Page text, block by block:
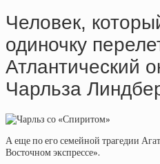
Человек,
одиночку
Атлантический
Чарльза
А еще по его семейной трагедии
Восточном экспрессе».